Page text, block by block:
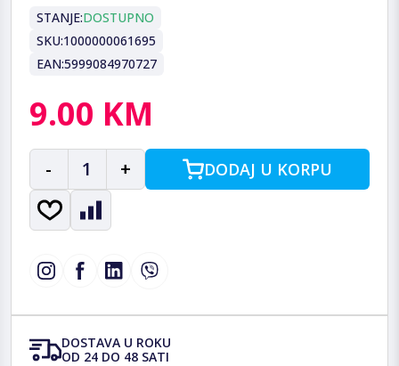
STANJE:DOSTUPNO
SKU:1000000061695
EAN:5999084970727
9.00 KM
- 1 + DODAJ U KORPU
DOSTAVA U ROKU
OD 24 DO 48 SATI